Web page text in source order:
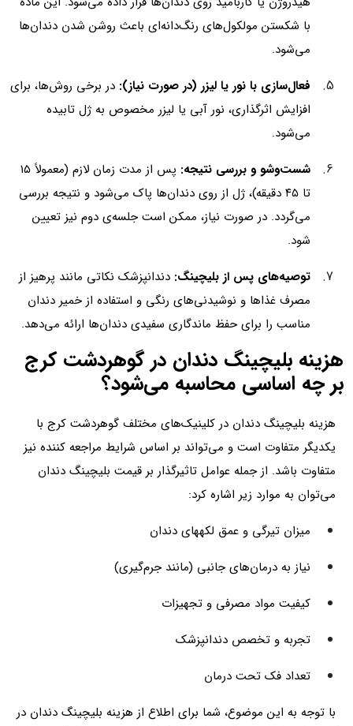
با شکستن مولکول‌های رنگ‌دانه‌ای باعث روشن شدن دندان‌ها
می‌شود.
فعال‌سازی با نور یا لیزر (در صورت نیاز): در برخی روش‌ها، برای
افزایش اثرگذاری، نور آبی یا لیزر مخصوص به ژل تابیده
می‌شود.
شست‌وشو و بررسی نتیجه:
پس از مدت زمان لازم (معمولاً ۱۵
تا ۴۵ دقیقه)، ژل از روی دندان‌ها پاک می‌شود و نتیجه بررسی
می‌گردد. در صورت نیاز، ممکن است جلسه‌ی دوم نیز تعیین
شود.
توصیه‌های پس از بلیچینگ: دندانپزشک نکاتی مانند پرهیز از
مصرف غذاها و نوشیدنی‌های رنگی و استفاده از خمیر دندان
مناسب را برای حفظ ماندگاری سفیدی دندان‌ها ارائه می‌دهد.
هزینه بلیچینگ دندان در گوهردشت کرج
بر چه اساسی محاسبه می‌شود؟
هزینه بلیچینگ دندان در کلینیک‌های مختلف گوهردشت کرج با
یکدیگر متفاوت است و می‌تواند بر اساس شرایط مراجعه کننده نیز
متفاوت باشد. از جمله عوامل تاثیرگذار بر قیمت بلیچینگ دندان
می‌توان به موارد زیر اشاره کرد:
میزان تیرگی و عمق لکه‎های دندان
نیاز به درمان‌های جانبی (مانند جرم‌گیری)
کیفیت مواد مصرفی و تجهیزات
تجربه و تخصص دندانپزشک
تعداد فک تحت درمان
با توجه به این موضوع، شما برای اطلاع از هزینه بلیچینگ دندان در